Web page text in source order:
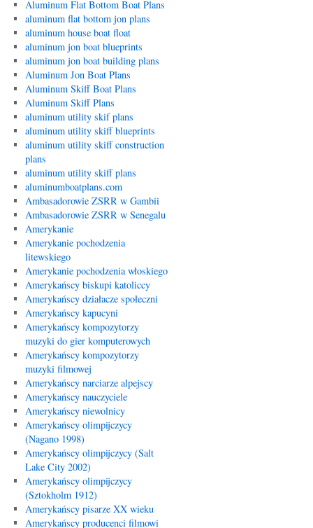
Aluminum Flat Bottom Boat Plans
aluminum flat bottom jon plans
aluminum house boat float
aluminum jon boat blueprints
aluminum jon boat building plans
Aluminum Jon Boat Plans
Aluminum Skiff Boat Plans
Aluminum Skiff Plans
aluminum utility skif plans
aluminum utility skiff blueprints
aluminum utility skiff construction
plans
aluminum utility skiff plans
aluminumboatplans.com
Ambasadorowie ZSRR w Gambii
Ambasadorowie ZSRR w Senegalu
Amerykanie
Amerykanie pochodzenia
litewskiego
Amerykanie pochodzenia włoskiego
Amerykańscy biskupi katoliccy
Amerykańscy działacze społeczni
Amerykańscy kapucyni
Amerykańscy kompozytorzy
muzyki do gier komputerowych
Amerykańscy kompozytorzy
muzyki filmowej
Amerykańscy narciarze alpejscy
Amerykańscy nauczyciele
Amerykańscy niewolnicy
Amerykańscy olimpijczycy
(Nagano 1998)
Amerykańscy olimpijczycy (Salt
Lake City 2002)
Amerykańscy olimpijczycy
(Sztokholm 1912)
Amerykańscy pisarze XX wieku
Amerykańscy producenci filmowi